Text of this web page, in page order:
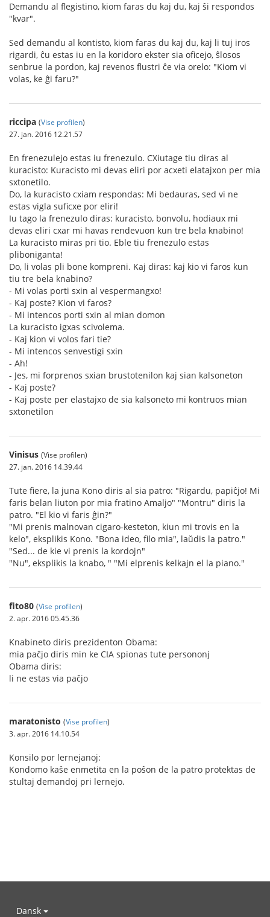
Demandu al flegistino, kiom faras du kaj du, kaj ŝi respondos
"kvar".
Sed demandu al kontisto, kiom faras du kaj du, kaj li tuj iros
rigardi, ĉu estas iu en la koridoro ekster sia oficejo, ŝlosos
senbrue la pordon, kaj revenos flustri ĉe via orelo: "Kiom vi
volas, ke ĝi faru?"
riccipa (Vise profilen)
27. jan. 2016 12.21.57
En frenezulejo estas iu frenezulo. CXiutage tiu diras al
kuracisto: Kuracisto mi devas eliri por acxeti elatajxon per mia
sxtonetilo.
Do, la kuracisto cxiam respondas: Mi bedauras, sed vi ne
estas vigla suficxe por eliri!
Iu tago la frenezulo diras: kuracisto, bonvolu, hodiaux mi
devas eliri cxar mi havas rendevuon kun tre bela knabino!
La kuracisto miras pri tio. Eble tiu frenezulo estas
pliboniganta!
Do, li volas pli bone kompreni. Kaj diras: kaj kio vi faros kun
tiu tre bela knabino?
- Mi volas porti sxin al vespermangxo!
- Kaj poste? Kion vi faros?
- Mi intencos porti sxin al mian domon
La kuracisto igxas scivolema.
- Kaj kion vi volos fari tie?
- Mi intencos senvestigi sxin
- Ah!
- Jes, mi forprenos sxian brustotenilon kaj sian kalsoneton
- Kaj poste?
- Kaj poste per elastajxo de sia kalsoneto mi kontruos mian
sxtonetilon
Vinisus (Vise profilen)
27. jan. 2016 14.39.44
Tute fiere, la juna Kono diris al sia patro: "Rigardu, papiĉjo! Mi
faris belan liuton por mia fratino Amaljo" "Montru" diris la
patro. "El kio vi faris ĝin?"
"Mi prenis malnovan cigaro-kesteton, kiun mi trovis en la
kelo", eksplikis Kono. "Bona ideo, filo mia", laŭdis la patro."
"Sed... de kie vi prenis la kordojn"
"Nu", eksplikis la knabo, " "Mi elprenis kelkajn el la piano."
fito80 (Vise profilen)
2. apr. 2016 05.45.36
Knabineto diris prezidenton Obama:
mia paĉjo diris min ke CIA spionas tute persononj
Obama diris:
li ne estas via paĉjo
maratonisto (Vise profilen)
3. apr. 2016 14.10.54
Konsilo por lernejanoj:
Kondomo kaŝe enmetita en la poŝon de la patro protektas de
stultaj demandoj pri lernejo.
Dansk